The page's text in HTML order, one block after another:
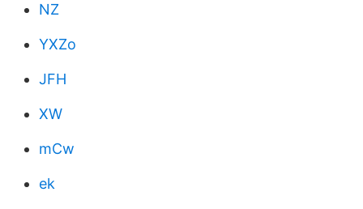
NZ
YXZo
JFH
XW
mCw
ek